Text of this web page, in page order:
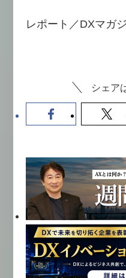
レポート／DXマガ
シェア